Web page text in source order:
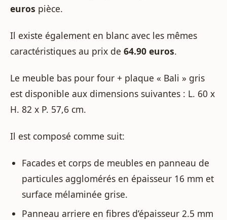
euros pièce.
Il existe également en blanc avec les mêmes
caractéristiques au prix de 64.90 euros.
Le meuble bas pour four + plaque « Bali » gris
est disponible aux dimensions suivantes : L. 60 x
H. 82 x P. 57,6 cm.
Il est composé comme suit:
Facades et corps de meubles en panneau de
particules agglomérés en épaisseur 16 mm et
surface mélaminée grise.
Panneau arriere en fibres d’épaisseur 2.5 mm